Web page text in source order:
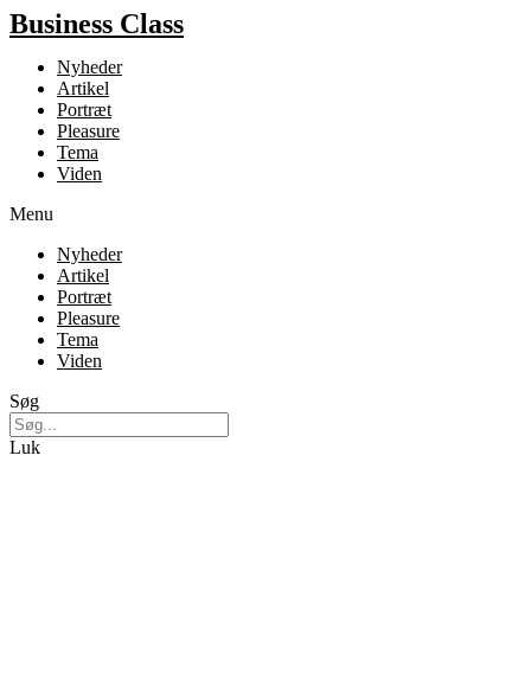
Business Class
Nyheder
Artikel
Portræt
Pleasure
Tema
Viden
Menu
Nyheder
Artikel
Portræt
Pleasure
Tema
Viden
Søg
Luk